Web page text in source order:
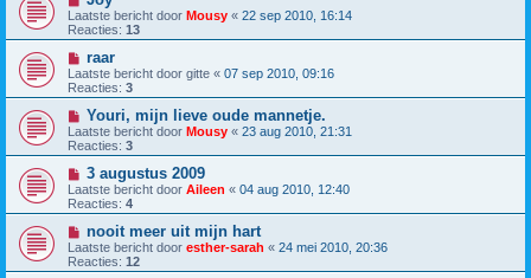
Laatste bericht door Mousy « 22 sep 2010, 16:14
Reacties: 13
raar
Laatste bericht door gitte « 07 sep 2010, 09:16
Reacties: 3
Youri, mijn lieve oude mannetje.
Laatste bericht door Mousy « 23 aug 2010, 21:31
Reacties: 3
3 augustus 2009
Laatste bericht door Aileen « 04 aug 2010, 12:40
Reacties: 4
nooit meer uit mijn hart
Laatste bericht door esther-sarah « 24 mei 2010, 20:36
Reacties: 12